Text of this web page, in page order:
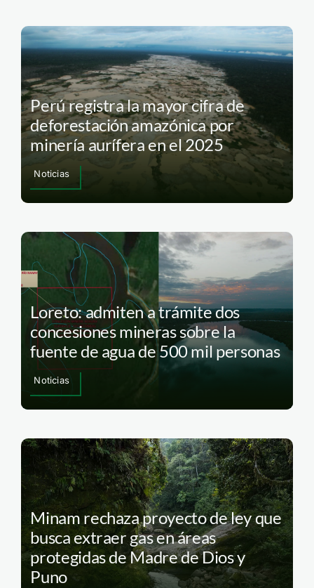
Perú registra la mayor cifra de
deforestación amazónica por
minería aurífera en el 2025
Noticias
Loreto: admiten a trámite dos
concesiones mineras sobre la
fuente de agua de 500 mil personas
Noticias
Minam rechaza proyecto de ley que
busca extraer gas en áreas
protegidas de Madre de Dios y
Puno